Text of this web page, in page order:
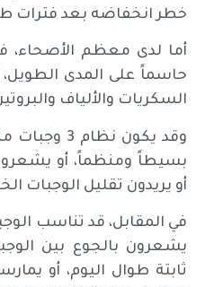
خطر انخفاضه بعد فترات
أما لدى معظم الأصحاء،
حاسماً على المدى
السكريات والألياف
وقد يكون
بسيطاً ومنظماً، أو
أو يريدون تقليل الوجبات
في المقابل، قد تناسب
يشعرون بالجوع بين
ثابتة طوال اليوم، أو